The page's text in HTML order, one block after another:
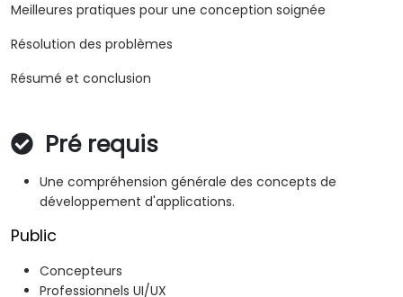
Meilleures pratiques pour une conception soignée
Résolution des problèmes
Résumé et conclusion
Pré requis
Une compréhension générale des concepts de
développement d'applications.
Public
Concepteurs
Professionnels UI/UX